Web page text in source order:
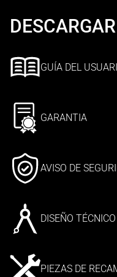
GUÍA DEL
GARANTIA
AVISO DE
DISEÑO TÉCNICO
PIEZAS DE